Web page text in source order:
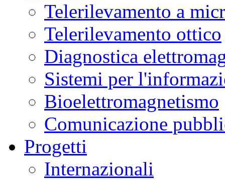
Telerilevamento a
Telerilevamento ottico
Diagnostica
Sistemi per
Bioelettromagnetismo
Comunicazione
Progetti
Internazionali